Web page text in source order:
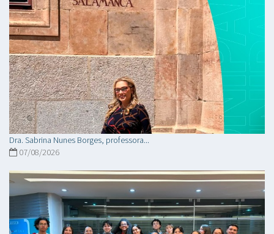
Dra. Sabrina Nunes Borges, professora...
07/08/2026